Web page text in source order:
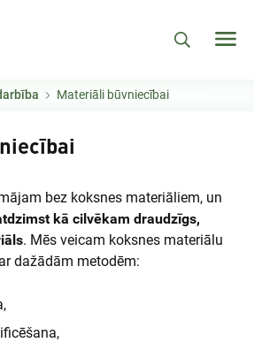
Materiāli būvniecībai
bez koksnes materiāliem, un
kā cilvēkam draudzīgs,
. Mēs veicam koksnes materiālu
dažādām metodēm: